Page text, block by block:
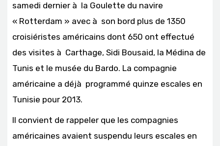
samedi dernier à la Goulette du navire
« Rotterdam » avec à son bord plus de 1350
croisiéristes américains dont 650 ont effectué
des visites à Carthage, Sidi Bousaid, la Médina de
Tunis et le musée du Bardo. La compagnie
américaine a déjà programmé quinze escales en
Tunisie pour 2013.
Il convient de rappeler que les compagnies
américaines avaient suspendu leurs escales en